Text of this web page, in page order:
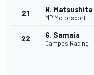
21 N. Matsushita
MP Motorsport
22 G. Samaia
Campos Racing